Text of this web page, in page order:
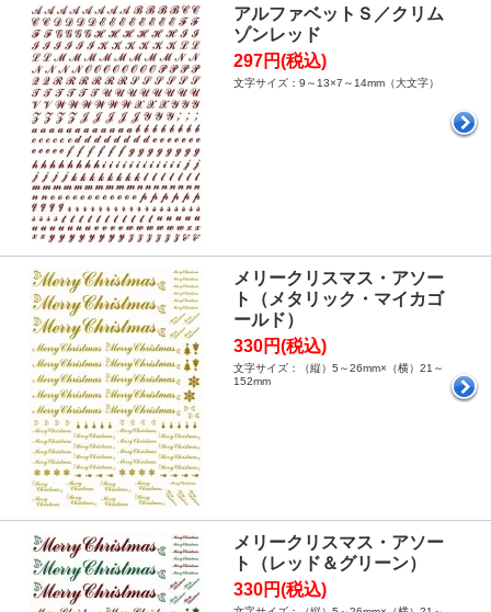
アルファベットＳ／クリム
ゾンレッド
297円(税込)
文字サイズ：9～13×7～14mm（大文字）
メリークリスマス・アソー
ト（メタリック・マイカゴ
ールド）
330円(税込)
文字サイズ：（縦）5～26mm×（横）21～
152mm
メリークリスマス・アソー
ト（レッド＆グリーン）
330円(税込)